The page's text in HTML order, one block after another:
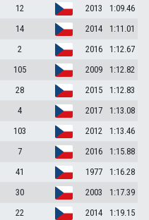
12 2013
1:09.46
14 2014
1:11.01
2 2016
1:12.67
105 2009
1:12.82
28 2015
1:12.83
4 2017
1:13.08
103 2012
1:13.46
7 2016
1:15.88
41 1977
1:16.28
30 2003
1:17.39
22 2014 1:19.15